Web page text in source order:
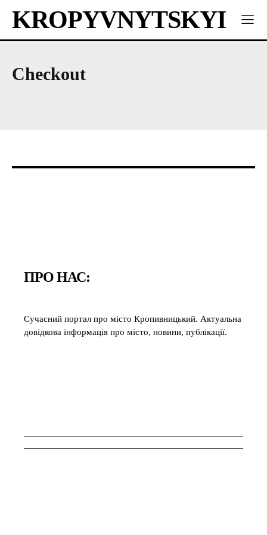
KROPYVNYTSKYI
Checkout
ПРО НАС:
Сучасний портал про місто Кропивницький. Актуальна
довідкова інформація про місто, новини, публікації.